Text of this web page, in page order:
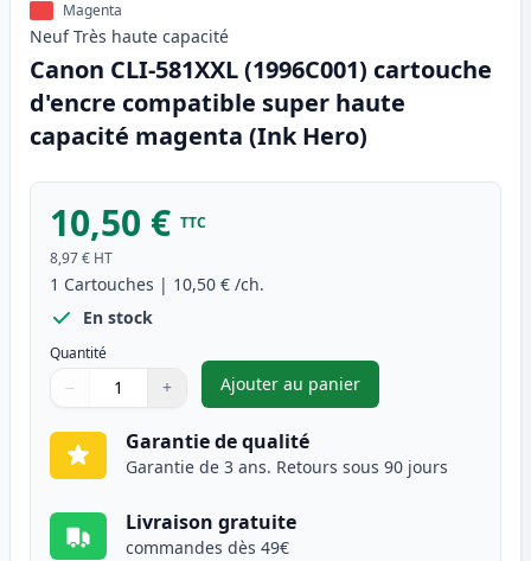
Magenta
Neuf Très haute capacité
Canon CLI-581XXL (1996C001) cartouche
d'encre compatible super haute
capacité magenta (Ink Hero)
10,50 € TTC
8,97 € HT
1 Cartouches | 10,50 € /ch.
En stock
Quantité
Quantité
Utilisez les boutons pour ajuster
− +
Quantité
Ajouter au panier
,Canon CLI-581XXL
Garantie de qualité
Garantie de 3 ans. Retours sous 90 jours
Livraison gratuite
commandes dès 49€